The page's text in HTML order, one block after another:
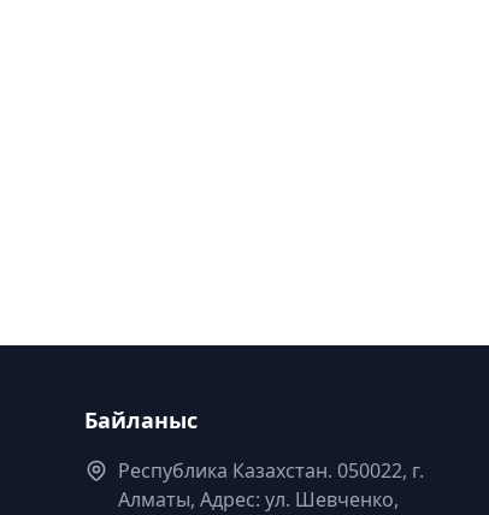
Байланыс
Республика Казахстан. 050022, г.
Алматы, Адрес: ул. Шевченко,